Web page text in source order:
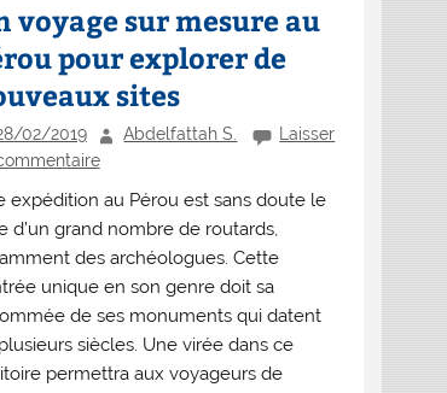
voyage sur mesure au
pour explorer de
sites
02/2019 Abdelfattah S.
Laisser
expédition au Pérou est sans doute le
d’un grand nombre de routards,
des archéologues. Cette
unique en son genre doit sa
de ses monuments qui datent
siècles. Une virée dans ce
permettra aux voyageurs de